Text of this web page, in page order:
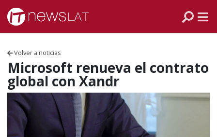
Skip to content
Volver a noticias
Microsoft renueva el contrato
global con Xandr
ECUADOR
PERÚ
CHILE